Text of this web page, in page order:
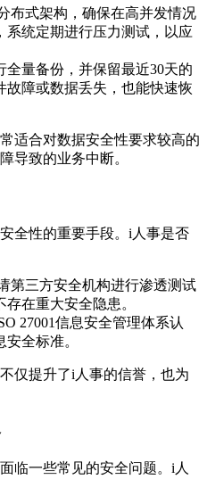
布式架构，确保在高并发情况
系统定期进行压力测试，以应
全量备份，并保留最近30天的
故障或数据丢失，也能快速恢
适合对数据安全性要求较高的
导致的业务中断。
全性的重要手段。i人事是否
第三方安全机构进行渗透测试
在重大安全隐患。
27001信息安全管理体系认
全标准。
仅提升了i人事的信誉，也为
临一些常见的安全问题。i人